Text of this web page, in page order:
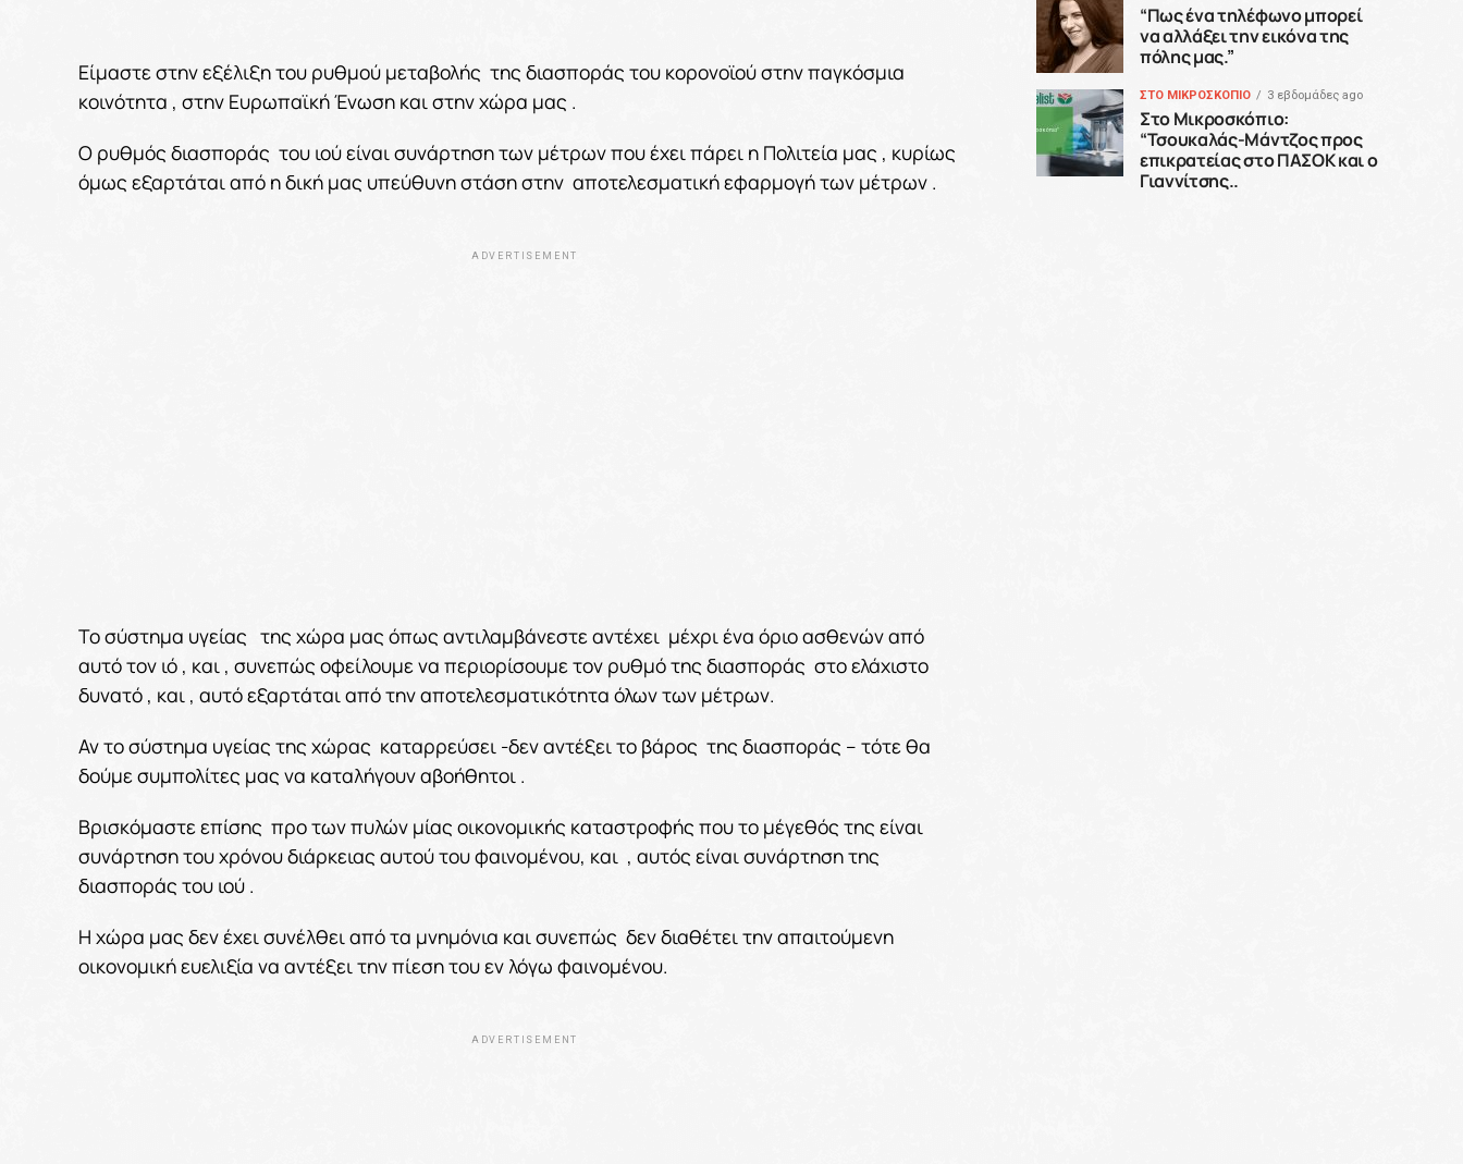
Είμαστε στην εξέλιξη του ρυθμού μεταβολής της διασποράς του κορονοϊού στην παγκόσμια
κοινότητα , στην Ευρωπαϊκή Ένωση και στην χώρα μας .
Ο ρυθμός διασποράς του ιού είναι συνάρτηση των μέτρων που έχει πάρει η Πολιτεία μας , κυρίως
όμως εξαρτάται από η δική μας υπεύθυνη στάση στην αποτελεσματική εφαρμογή των μέτρων .
ADVERTISEMENT
Το σύστημα υγείας της χώρα μας όπως αντιλαμβάνεστε αντέχει μέχρι ένα όριο ασθενών από
αυτό τον ιό , και , συνεπώς οφείλουμε να περιορίσουμε τον ρυθμό της διασποράς στο ελάχιστο
δυνατό , και , αυτό εξαρτάται από την αποτελεσματικότητα όλων των μέτρων.
Αν το σύστημα υγείας της χώρας καταρρεύσει -δεν αντέξει το βάρος της διασποράς – τότε θα
δούμε συμπολίτες μας να καταλήγουν αβοήθητοι .
Βρισκόμαστε επίσης προ των πυλών μίας οικονομικής καταστροφής που το μέγεθός της είναι
συνάρτηση του χρόνου διάρκειας αυτού του φαινομένου, και , αυτός είναι συνάρτηση της
διασποράς του ιού .
Η χώρα μας δεν έχει συνέλθει από τα μνημόνια και συνεπώς δεν διαθέτει την απαιτούμενη
οικονομική ευελιξία να αντέξει την πίεση του εν λόγω φαινομένου.
ADVERTISEMENT
“Πως ένα τηλέφωνο μπορεί
να αλλάξει την εικόνα της
πόλης μας.”
ΣΤΟ ΜΙΚΡΟΣΚΟΠΙΟ 3 εβδομάδες ago
Στο Μικροσκόπιο:
“Τσουκαλάς-Μάντζος προς
επικρατείας στο ΠΑΣΟΚ και ο
Γιαννίτσης..